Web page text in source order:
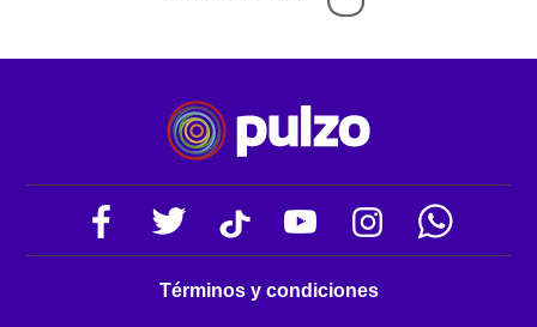
Términos y condiciones